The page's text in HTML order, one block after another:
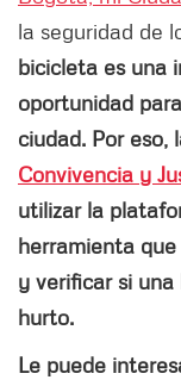
la seguridad de
bicicleta es una
oportunidad
ciudad. Por eso,
Convivencia y
utilizar la
herramienta
y verificar si
hurto.
Le puede